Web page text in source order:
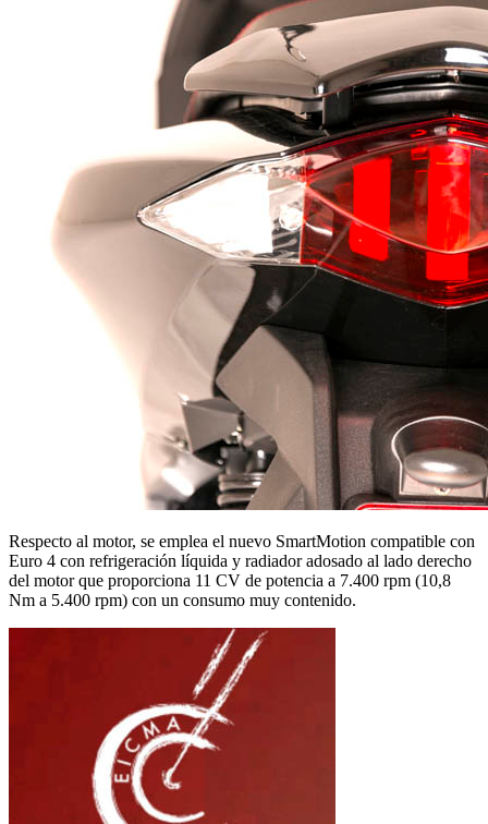
Respecto al motor, se emplea el nuevo SmartMotion compatible con
Euro 4 con refrigeración líquida y radiador adosado al lado derecho
del motor que proporciona 11 CV de potencia a 7.400 rpm (10,8
Nm a 5.400 rpm) con un consumo muy contenido.